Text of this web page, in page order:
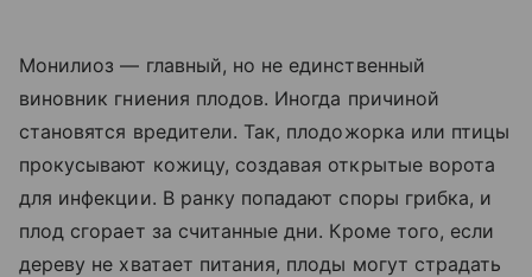
Монилиоз — главный, но не единственный
виновник гниения плодов. Иногда причиной
становятся вредители. Так, плодожорка или птицы
прокусывают кожицу, создавая открытые ворота
для инфекции. В ранку попадают споры грибка, и
плод сгорает за считанные дни. Кроме того, если
дереву не хватает питания, плоды могут страдать